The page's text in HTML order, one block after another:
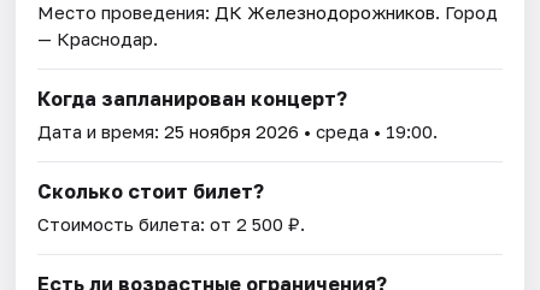
Место проведения: ДК Железнодорожников. Город
— Краснодар.
Когда запланирован концерт?
Дата и время:25 ноября 2026 • среда • 19:00.
Сколько стоит билет?
Стоимость билета: от 2 500 ₽.
Есть ли возрастные ограничения?